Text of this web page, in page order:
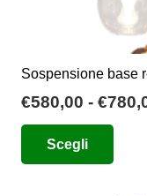
Sospensione base
€580,00 - €
Scegli